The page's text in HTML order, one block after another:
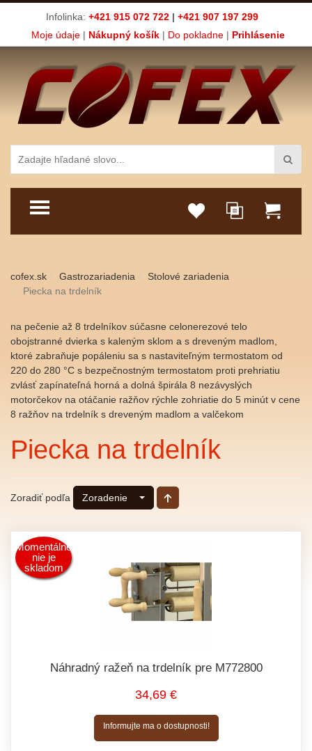
Infolinka: +421 915 072 722 | +421 907 197 299
Moje údaje| Nákupný košík| Do pokladne| Prihlásenie
TOGGLE MENU
cofex.sk Gastrozariadenia
Stolové zariadenia
Piecka na trdelník
na pečenie až 8 trdelníkov súčasne celonerezové telo
obojstranné dvierka s kaleným sklom a s dreveným madlom,
ktoré zabraňuje popáleniu sa s nastaviteľným termostatom od
220 do 280 °C s bezpečnostným termostatom proti prehriatiu
zvlásť zapínateľná horná a dolná špirála 8 nezávyslých
motorčekov na otáčanie ražňov rýchle zohriatie do 5 minút v cene
8 ražňov na trdelník s dreveným madlom a valčekom
Piecka na trdelník
Zoradiť podľa Zoradenie
Momentálne
nie je
skladom
Náhradný ražeň na trdelník pre M772800
34,69 €
Informujte ma o dostupnosti!